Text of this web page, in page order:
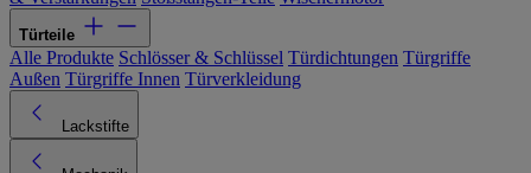
Türteile
Alle Produkte Schlösser & Schlüssel Türdichtungen Türgriffe
Außen Türgriffe Innen Türverkleidung
Lackstifte